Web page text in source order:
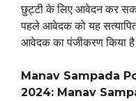
छुट्टी के लिए आवेदन कर
पहले आवेदक को यह सत्यापित
आवेदक का पंजीकरण किया है
Manav Sampada
2024: Manav